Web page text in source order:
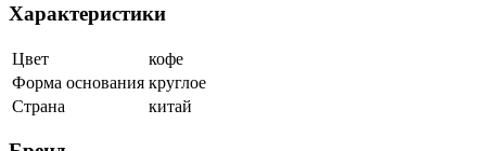
Характеристики
Цвет
кофе
Форма основания круглое
Страна
китай